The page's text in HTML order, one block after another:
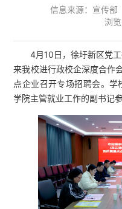
信息来源：宣传部
浏览
4月10日，徐圩新区党
来我校进行政校企深度合作
点企业召开专场招聘会。
学院主管就业工作的副书记参